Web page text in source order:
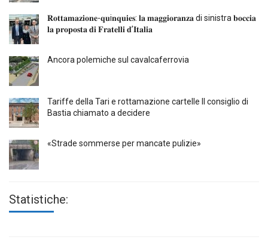
𝐑𝐨𝐭𝐭𝐚𝐦𝐚𝐳𝐢𝐨𝐧𝐞-𝐪𝐮i𝐧𝐪𝐮𝐢𝐞𝐬: 𝐥𝐚 𝐦𝐚𝐠𝐠𝐢𝐨𝐫𝐚𝐧𝐳𝐚 di sinistra 𝐛𝐨𝐜𝐜𝐢𝐚
𝐥𝐚 𝐩𝐫𝐨𝐩𝐨𝐬𝐭𝐚 𝐝𝐢 𝐅𝐫𝐚𝐭𝐞𝐥𝐥𝐢 𝐝’𝐈𝐭𝐚𝐥𝐢𝐚
Ancora polemiche sul cavalcaferrovia
Tariffe della Tari e rottamazione cartelle Il consiglio di
Bastia chiamato a decidere
«Strade sommerse per mancate pulizie»
Statistiche: